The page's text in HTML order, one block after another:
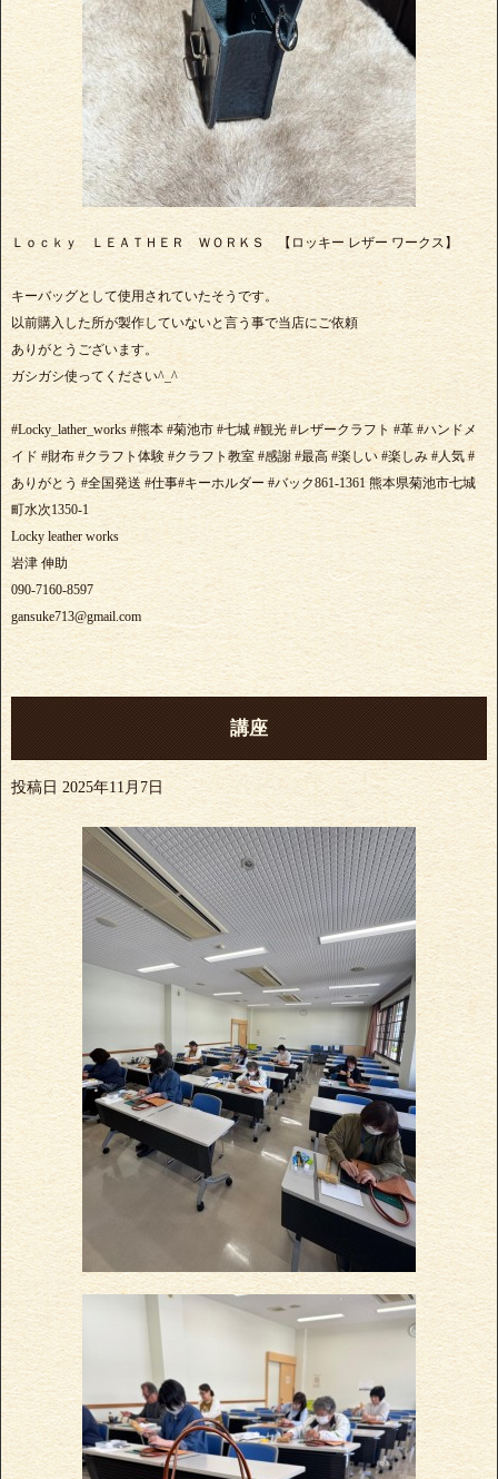
Ｌｏｃｋｙ ＬＥＡＴＨＥＲ ＷＯＲＫＳ 【ロッキー レザー ワークス】
キーバッグとして使用されていたそうです。
以前購入した所が製作していないと言う事で当店にご依頼
ありがとうございます。
ガシガシ使ってください^_^
#Locky_lather_works #熊本 #菊池市 #七城 #観光 #レザークラフト #革 #ハンドメ
イド #財布 #クラフト体験 #クラフト教室 #感謝 #最高 #楽しい #楽しみ #人気 #
ありがとう #全国発送 #仕事#キーホルダー #バック861-1361 熊本県菊池市七城
町水次1350-1
Locky leather works
岩津 伸助
090-7160-8597
gansuke713@gmail.com
講座
投稿日 2025年11月7日